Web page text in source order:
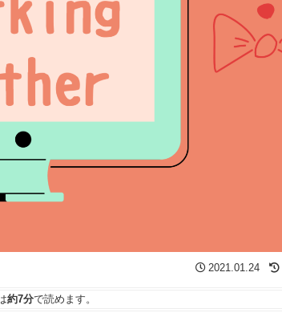
2021.01.24
約7分で読めます。